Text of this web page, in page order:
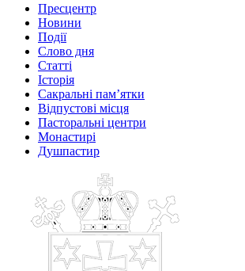
Пресцентр
Новини
Події
Слово дня
Статті
Історія
Сакральні пам’ятки
Відпустові місця
Пасторальні центри
Монастирі
Душпастир